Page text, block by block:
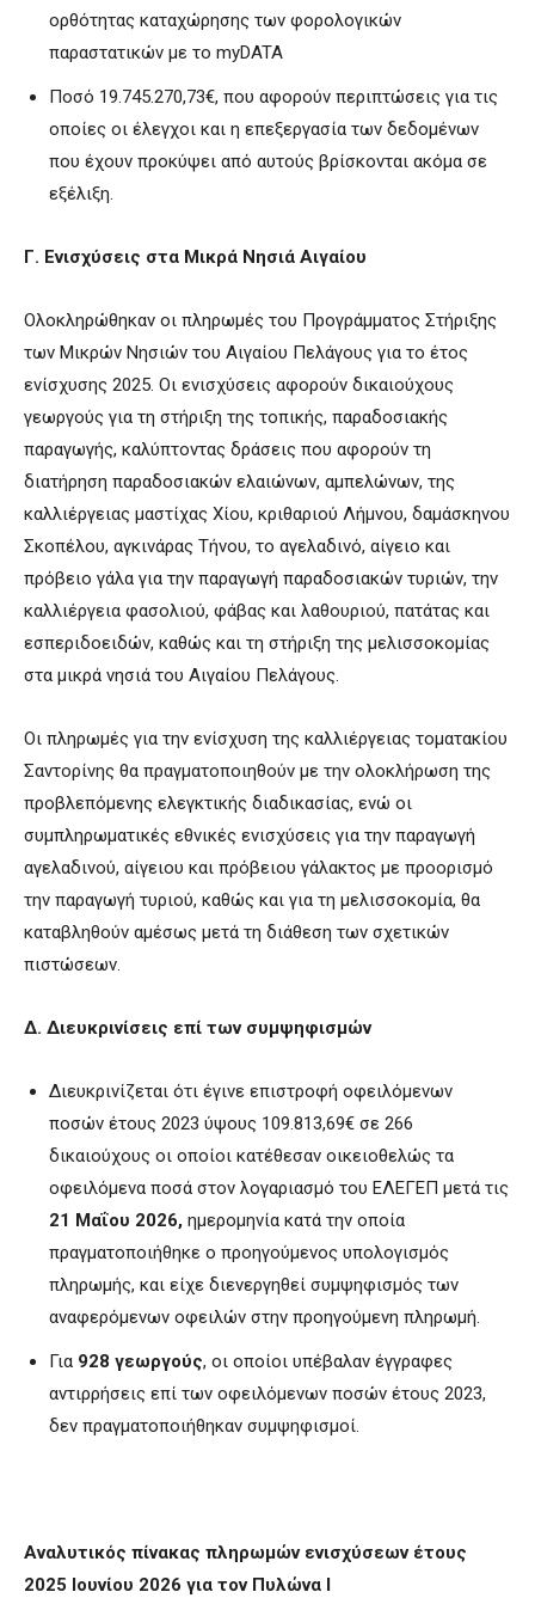
ορθότητας καταχώρησης των φορολογικών
παραστατικών με το myDATA
Ποσό 19.745.270,73€, που αφορούν περιπτώσεις για τις
οποίες οι έλεγχοι και η επεξεργασία των δεδομένων
που έχουν προκύψει από αυτούς βρίσκονται ακόμα σε
εξέλιξη.
Γ. Ενισχύσεις στα Μικρά Νησιά Αιγαίου
Ολοκληρώθηκαν οι πληρωμές του Προγράμματος Στήριξης
των Μικρών Νησιών του Αιγαίου Πελάγους για το έτος
ενίσχυσης 2025. Οι ενισχύσεις αφορούν δικαιούχους
γεωργούς για τη στήριξη της τοπικής, παραδοσιακής
παραγωγής, καλύπτοντας δράσεις που αφορούν τη
διατήρηση παραδοσιακών ελαιώνων, αμπελώνων, της
καλλιέργειας μαστίχας Χίου, κριθαριού Λήμνου, δαμάσκηνου
Σκοπέλου, αγκινάρας Τήνου, το αγελαδινό, αίγειο και
πρόβειο γάλα για την παραγωγή παραδοσιακών τυριών, την
καλλιέργεια φασολιού, φάβας και λαθουριού, πατάτας και
εσπεριδοειδών, καθώς και τη στήριξη της μελισσοκομίας
στα μικρά νησιά του Αιγαίου Πελάγους.
Οι πληρωμές για την ενίσχυση της καλλιέργειας τοματακίου
Σαντορίνης θα πραγματοποιηθούν με την ολοκλήρωση της
προβλεπόμενης ελεγκτικής διαδικασίας, ενώ οι
συμπληρωματικές εθνικές ενισχύσεις για την παραγωγή
αγελαδινού, αίγειου και πρόβειου γάλακτος με προορισμό
την παραγωγή τυριού, καθώς και για τη μελισσοκομία, θα
καταβληθούν αμέσως μετά τη διάθεση των σχετικών
πιστώσεων.
Δ. Διευκρινίσεις επί των συμψηφισμών
Διευκρινίζεται ότι έγινε επιστροφή οφειλόμενων
ποσών έτους 2023 ύψους 109.813,69€ σε 266
δικαιούχους οι οποίοι κατέθεσαν οικειοθελώς τα
οφειλόμενα ποσά στον λογαριασμό του ΕΛΕΓΕΠ μετά τις
21 Μαΐου 2026, ημερομηνία κατά την οποία
πραγματοποιήθηκε ο προηγούμενος υπολογισμός
πληρωμής, και είχε διενεργηθεί συμψηφισμός των
αναφερόμενων οφειλών στην προηγούμενη πληρωμή.
Για 928 γεωργούς, οι οποίοι υπέβαλαν έγγραφες
αντιρρήσεις επί των οφειλόμενων ποσών έτους 2023,
δεν πραγματοποιήθηκαν συμψηφισμοί.
Αναλυτικός πίνακας πληρωμών ενισχύσεων έτους
2025 Ιουνίου 2026 για τον Πυλώνα Ι